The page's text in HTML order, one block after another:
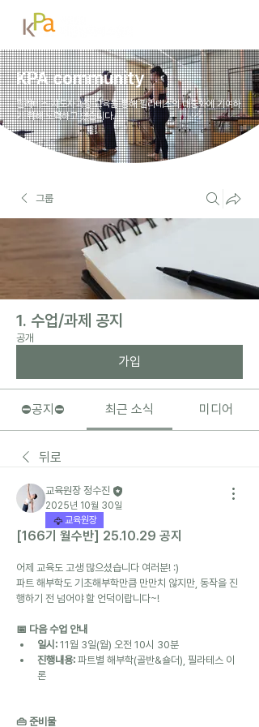
KPA community
필라테스 지도자과정 교육을 통해 필라테스의 대중화에 기여하
기 위해 노력하고 있습니다.
그룹
1. 수업/과제 공지
공개
가입
⛔️공지⛔️ 최근 소식 미디어
뒤로
교육원장 정수진
2025년 10월 30일
교육원장
[166기 월수반] 25.10.29 공지
어제 교육도 고생 많으셨습니다 여러분! :)
파트 해부학도 기초해부학만큼 만만치 않지만, 동작을 진
행하기 전 넘어야 할 언덕이랍니다~!
📅 다음 수업 안내
일시: 11월 3일(월) 오전 10시 30분
진행내용: 파트별 해부학(골반&숄더), 필라테스 이
론
👜 준비물